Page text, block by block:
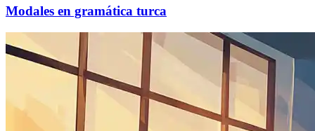
Modales en gramática turca